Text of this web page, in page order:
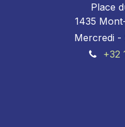
Place
1435
Mercredi -
+32